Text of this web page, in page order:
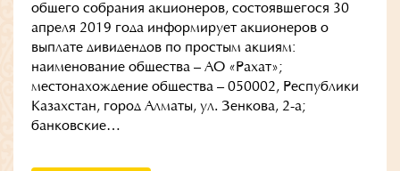
общего собрания акционеров, состоявшегося 30
апреля 2019 года информирует акционеров о
выплате дивидендов по простым акциям:
наименование общества – АО «Рахат»;
местонахождение общества – 050002, Республики
Казахстан, город Алматы, ул. Зенкова, 2-а;
банковские…